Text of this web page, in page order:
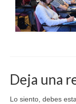
Deja una
Lo siento, debes